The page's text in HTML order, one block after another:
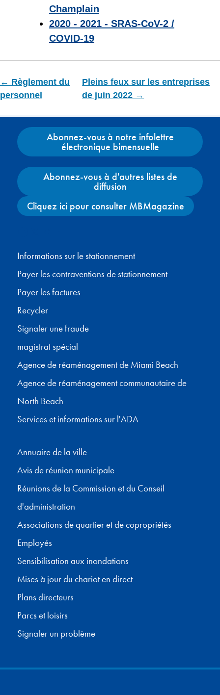
Champlain
2020 - 2021 - SRAS-CoV-2 /
COVID-19
← Règlement du
personnel
Pleins feux sur les entreprises
de juin 2022 →
Abonnez-vous à notre infolettre
électronique bimensuelle
Abonnez-vous à d'autres listes de
diffusion
Cliquez ici pour consulter MBMagazine
Informations sur le stationnement
Payer les contraventions de stationnement
Payer les factures
Recycler
Signaler une fraude
magistrat spécial
Agence de réaménagement de Miami Beach
Agence de réaménagement communautaire de
North Beach
Services et informations sur l'ADA
Annuaire de la ville
Avis de réunion municipale
Réunions de la Commission et du Conseil
d'administration
Associations de quartier et de copropriétés
Employés
Sensibilisation aux inondations
Mises à jour du chariot en direct
Plans directeurs
Parcs et loisirs
Signaler un problème